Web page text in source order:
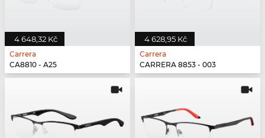
4 648,32 Kč
Carrera
CA8810 - A25
4 628,95 Kč
Carrera
CARRERA 8853 - 003